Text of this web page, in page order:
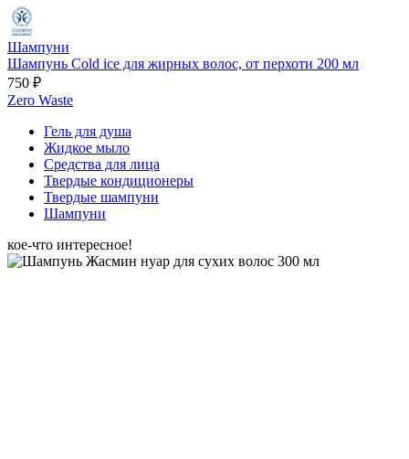
Шампуни
Шампунь Cold ice для жирных волос, от перхоти 200 мл
750 ₽
Zero Waste
Гель для душа
Жидкое мыло
Средства для лица
Твердые кондиционеры
Твердые шампуни
Шампуни
кое-что интересное!